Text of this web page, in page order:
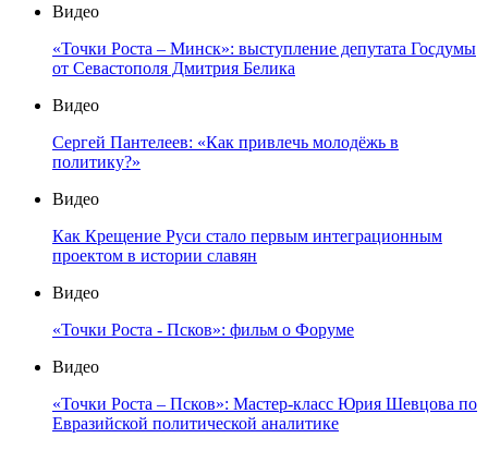
Видео
«Точки Роста – Минск»: выступление депутата Госдумы
от Севастополя Дмитрия Белика
Видео
Сергей Пантелеев: «Как привлечь молодёжь в
политику?»
Видео
Как Крещение Руси стало первым интеграционным
проектом в истории славян
Видео
«Точки Роста - Псков»: фильм о Форуме
Видео
«Точки Роста – Псков»: Мастер-класс Юрия Шевцова по
Евразийской политической аналитике